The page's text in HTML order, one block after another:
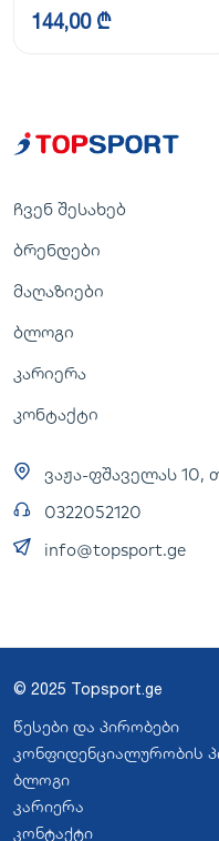
144,00 ₾
ჩვენ შესახებ
ბრენდები
მაღაზიები
ბლოგი
კარიერა
კონტაქტი
ვაჟა-ფშაველას
0322052120
info@topsport.ge
© 2025 Topsport.ge
წესები და პირობები
კონფიდენციალურობის
ბლოგი
კარიერა
კონტაქტი